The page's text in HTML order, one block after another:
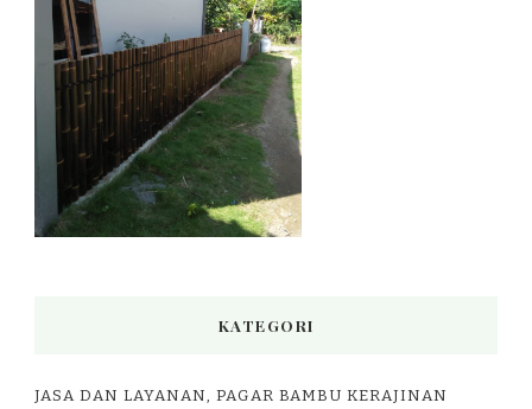
KATEGORI
JASA DAN LAYANAN, PAGAR BAMBU KERAJINAN